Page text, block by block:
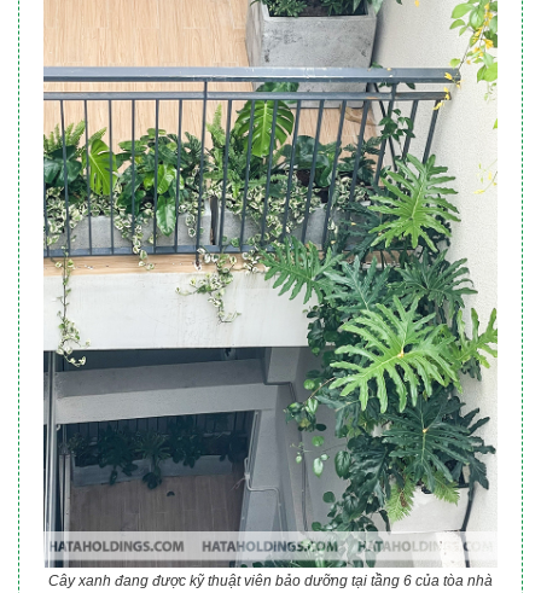
Cây xanh đang được kỹ thuật viên bảo dưỡng tại tầng 6 của tòa nhà